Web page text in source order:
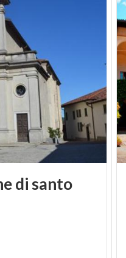
Innenhof zu der
von hohem
das Kircheninnere
den suggestiven
fantastischen Blick
das Kloster Santa
geschaffen zu
zu finden und
di santo